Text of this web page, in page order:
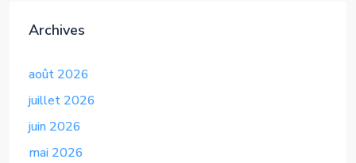
Archives
août 2026
juillet 2026
juin 2026
mai 2026